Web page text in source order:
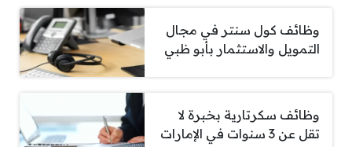
وظائف كول سنتر في مجال
التمويل والاستثمار بأبو ظبي
وظائف سكرتارية بخبرة لا
تقل عن 3 سنوات في الإمارات